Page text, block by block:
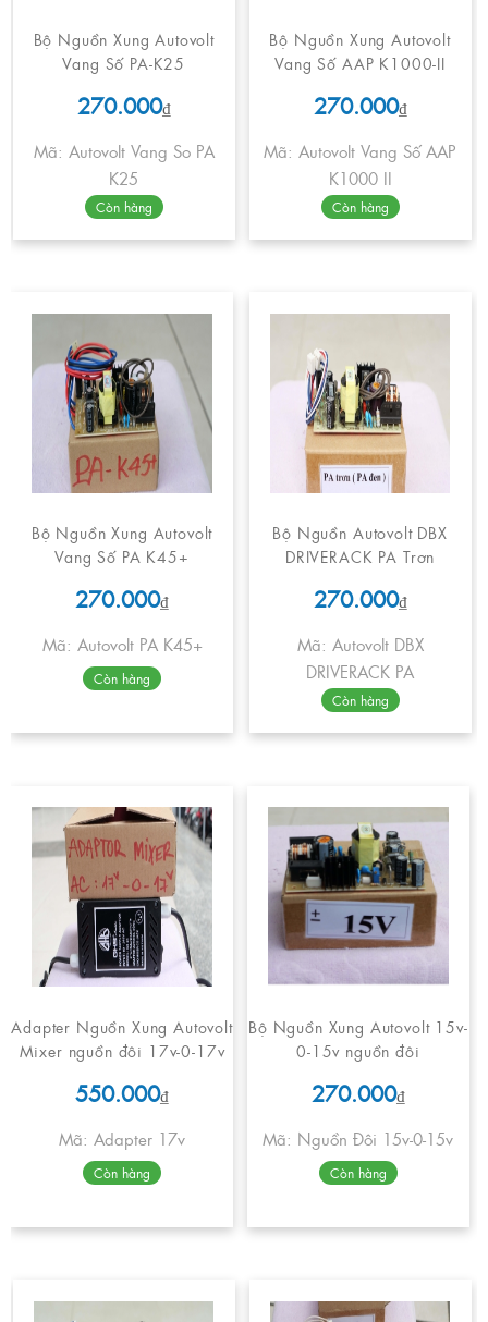
Bộ Nguồn Xung Autovolt
Vang Số PA-K25
270.000₫
Mã: Autovolt Vang So PA
K25
Còn hàng
Bộ Nguồn Xung Autovolt
Vang Số AAP K1000-II
270.000₫
Mã: Autovolt Vang Số AAP
K1000 II
Còn hàng
Bộ Nguồn Xung Autovolt
Vang Số PA K45+
270.000₫
Mã: Autovolt PA K45+
Còn hàng
Bộ Nguồn Autovolt DBX
DRIVERACK PA Trơn
270.000₫
Mã: Autovolt DBX
DRIVERACK PA
Còn hàng
Adapter Nguồn Xung Autovolt
Mixer nguồn đôi 17v-0-17v
550.000₫
Mã: Adapter 17v
Còn hàng
Bộ Nguồn Xung Autovolt 15v-
0-15v nguồn đôi
270.000₫
Mã: Nguồn Đôi 15v-0-15v
Còn hàng